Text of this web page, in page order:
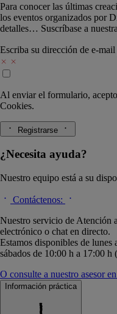
Para conocer las últimas
los eventos organizados por
detalles… Suscríbase a
Escriba su dirección de e-mail
Al enviar el formulario,
Cookies.
Registrarse
¿Necesita ayuda?
Nuestro equipo está a su
Contáctenos:
Nuestro servicio de Atención
electrónico o chat en directo.
Estamos disponibles de
sábados de 10:00 h a 17:00
O consulte a nuestro asesor
Información práctica